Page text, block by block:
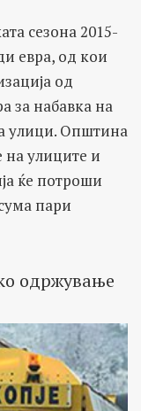
сезона 2015-
евра, од кои
од
за набавка на
улици. Општина
на улиците и
ќе потроши
пари
одржување